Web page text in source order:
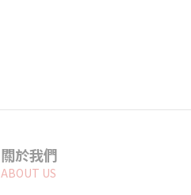
關於我們
ABOUT US